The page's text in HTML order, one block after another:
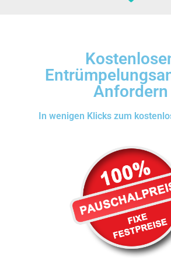
Anfordern
In wenigen Klicks zum